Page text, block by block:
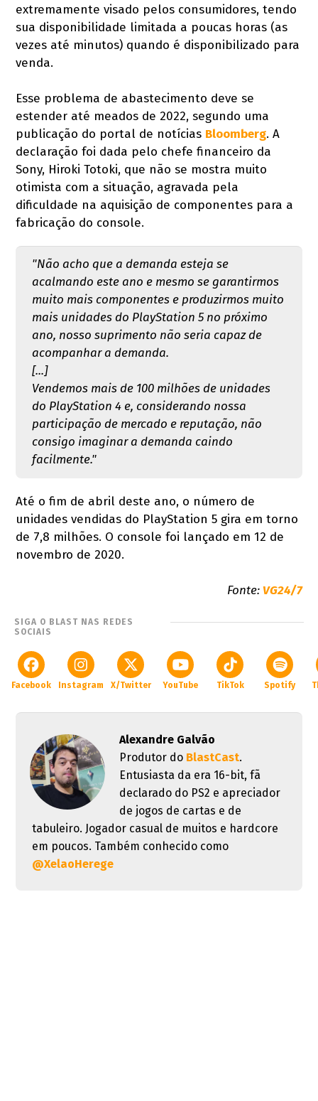
extremamente visado pelos consumidores, tendo
sua disponibilidade limitada a poucas horas (as
vezes até minutos) quando é disponibilizado para
venda.
Esse problema de abastecimento deve se
estender até meados de 2022, segundo uma
publicação do portal de notícias Bloomberg. A
declaração foi dada pelo chefe financeiro da
Sony, Hiroki Totoki, que não se mostra muito
otimista com a situação, agravada pela
dificuldade na aquisição de componentes para a
fabricação do console.
"Não acho que a demanda esteja se
acalmando este ano e mesmo se garantirmos
muito mais componentes e produzirmos muito
mais unidades do PlayStation 5 no próximo
ano, nosso suprimento não seria capaz de
acompanhar a demanda.
[...]
Vendemos mais de 100 milhões de unidades
do PlayStation 4 e, considerando nossa
participação de mercado e reputação, não
consigo imaginar a demanda caindo
facilmente."
Até o fim de abril deste ano, o número de
unidades vendidas do PlayStation 5 gira em torno
de 7,8 milhões. O console foi lançado em 12 de
novembro de 2020.
Fonte:VG24/7
SIGA O BLAST NAS REDES
SOCIAIS
Facebook Instagram X/Twitter YouTube TikTok Spotify
Alexandre Galvão
Produtor do BlastCast.
Entusiasta da era 16-bit, fã
declarado do PS2 e apreciador
de jogos de cartas e de
tabuleiro. Jogador casual de muitos e hardcore
em poucos. Também conhecido como
@XelaoHerege